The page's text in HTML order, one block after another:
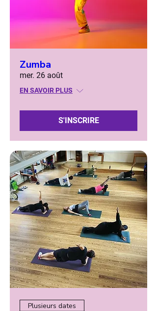
Zumba
mer. 26 août
EN SAVOIR PLUS
S'INSCRIRE
Plusieurs dates